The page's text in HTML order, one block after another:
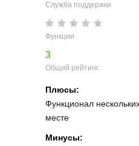
Служба поддержки
Функции
3
Общий рейтинг
Плюсы:
Функционал
месте
Минусы: